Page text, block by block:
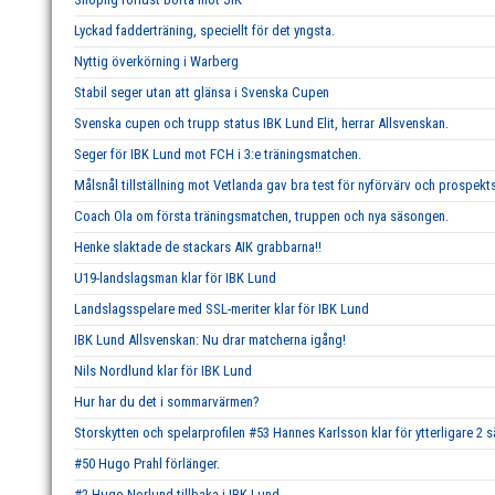
Lyckad fadderträning, speciellt för det yngsta.
Nyttig överkörning i Warberg
Stabil seger utan att glänsa i Svenska Cupen
Svenska cupen och trupp status IBK Lund Elit, herrar Allsvenskan.
Seger för IBK Lund mot FCH i 3:e träningsmatchen.
Målsnål tillställning mot Vetlanda gav bra test för nyförvärv och
Coach Ola om första träningsmatchen, truppen och nya säsongen.
Henke slaktade de stackars AIK grabbarna!!
U19-landslagsman klar för IBK Lund
Landslagsspelare med SSL-meriter klar för IBK Lund
IBK Lund Allsvenskan: Nu drar matcherna igång!
Nils Nordlund klar för IBK Lund
Hur har du det i sommarvärmen?
Storskytten och spelarprofilen #53 Hannes Karlsson klar för ytterligare 2
#50 Hugo Prahl förlänger.